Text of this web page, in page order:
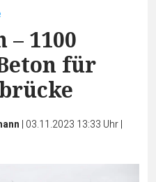
– 1100
für
| 03.11.2023 13:33 Uhr|